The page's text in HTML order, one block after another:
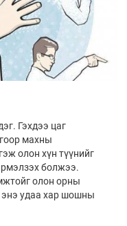
Гэхдээ цаг
махны
олон хүн түүнийг
болжээ.
олон орны
энэ удаа хар шошны